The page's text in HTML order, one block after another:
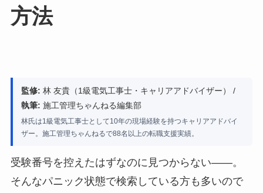
方法
監修: 林 友貴（1級電気工事士・キャリアアドバイザー） /
執筆: 施工管理ちゃんねる編集部
林氏は1級電気工事士として10年の現場経験を持つキャリアアドバイ
ザー。施工管理ちゃんねるで88名以上の転職支援実績。
受験番号を控えたはずなのに見つからない——。
そんなパニック状態で検索している方も多いので